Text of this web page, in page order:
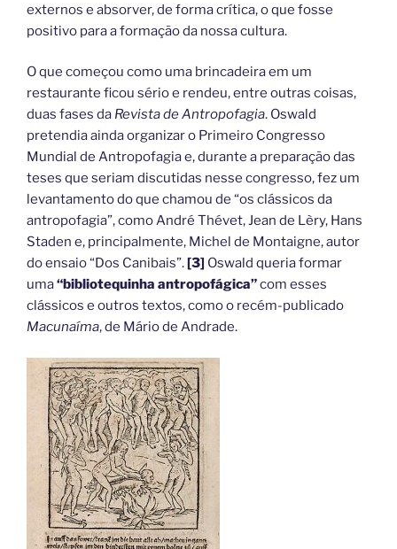
externos e absorver, de forma crítica, o que fosse
positivo para a formação da nossa cultura.
O que começou como uma brincadeira em um
restaurante ficou sério e rendeu, entre outras coisas,
duas fases da Revista de Antropofagia. Oswald
pretendia ainda organizar o Primeiro Congresso
Mundial de Antropofagia e, durante a preparação das
teses que seriam discutidas nesse congresso, fez um
levantamento do que chamou de “os clássicos da
antropofagia”, como André Thévet, Jean de Lèry, Hans
Staden e, principalmente, Michel de Montaigne, autor
do ensaio “Dos Canibais”.[3] Oswald queria formar
uma“bibliotequinha antropofágica”com esses
clássicos e outros textos, como o recém-publicado
Macunaíma, de Mário de Andrade.